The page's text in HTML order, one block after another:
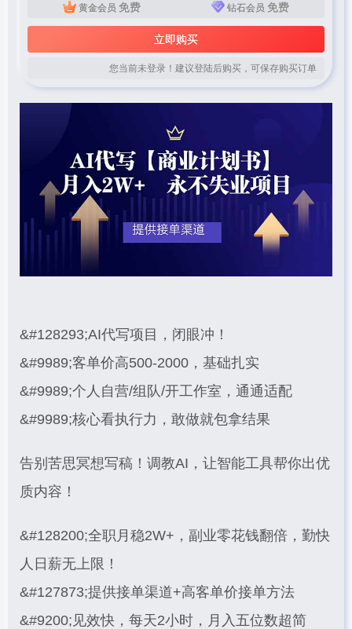
黄金会员 免费 钻石会员 免费
立即购买
您当前未登录！建议登陆后购买，可保存购买订单
&#128293;AI代写项目，闭眼冲！
&#9989;客单价高500-2000，基础扎实
&#9989;个人自营/组队/开工作室，通通适配
&#9989;核心看执行力，敢做就包拿结果
告别苦思冥想写稿！调教AI，让智能工具帮你出优
质内容！
&#128200;全职月稳2W+，副业零花钱翻倍，勤快
人日薪无上限！
&#127873;提供接单渠道+高客单价接单方法
&#9200;见效快，每天2小时，月入五位数超简